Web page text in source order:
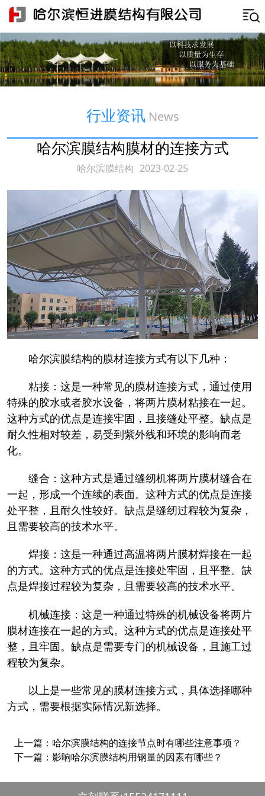
行业资讯 News
哈尔滨膜结构膜材的连接方式
哈尔滨膜结构 2023-02-25
哈尔滨膜结构的膜材连接方式有以下几种：
粘接：这是一种常见的膜材连接方式，通过使用
特殊的胶水或者胶水设备，将两片膜材粘接在一起。
这种方式的优点是连接牢固，且接缝处平整。缺点是
耐久性相对较差，易受到紫外线和环境的影响而老
化。
缝合：这种方式是通过缝纫机将两片膜材缝合在
一起，形成一个连续的表面。这种方式的优点是连接
处平整，且耐久性较好。缺点是缝纫过程较为复杂，
且需要较高的技术水平。
焊接：这是一种通过高温将两片膜材焊接在一起
的方式。这种方式的优点是连接处牢固，且平整。缺
点是焊接过程较为复杂，且需要较高的技术水平。
机械连接：这是一种通过特殊的机械设备将两片
膜材连接在一起的方式。这种方式的优点是连接处平
整，且牢固。缺点是需要专门的机械设备，且施工过
程较为复杂。
以上是一些常见的膜材连接方式，具体选择哪种
方式，需要根据实际情况新选择。
上一篇： 哈尔滨膜结构的连接节点时有哪些注意事项？
下一篇： 影响哈尔滨膜结构用钢量的因素有哪些？